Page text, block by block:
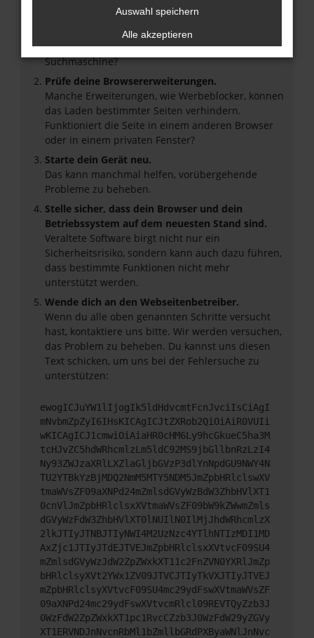
Überprüfe deine Firewall und deine
Internetverbindung.
Laden andere Webseiten, zum Beispiel deine
Suchmaschine?
Prüfe deine Browsererweiterungen.
Manche Erweiterungen, wie Werbeblocker, können
das Laden bestimmter Seiten verhindern.
Funktioniert die Seite in einem anderen Browser
oder in einem privaten Fenster?
Starte dein Gerät neu.
Das kann manchmal helfen, vorübergehende
Probleme zu beheben.
Stelle sicher, dass dein Browser und dein
Betriebssystem auf dem neuesten Stand sind.
Veraltete Software birgt nicht nur ein
Sicherheitsrisiko, sondern kann auch dazu führen,
dass bestimmte Funktionen nicht mehr
unterstützt werden.
Wende dich an den Webseitenbetreiber.
Wenn du alle oben genannten Schritte versucht
hast, kontaktiere uns bitte. Wir werden versuchen,
das Problem zu beheben. Du kannst uns diesen
Text schicken, um uns bei der Fehlersuche zu
unterstützen:
ewogICJuYW1lIjogIk5ldHdvcmtFcnJvciIsCiAgI
mNvbmZpZyI6IHsKICAgICJtZXRob2QiOiAiR0VUIi
wKICAgICJ1cmwiOiAiaHR0cHM6Ly9hcGkueC5ha3M
tcHJvZC5hdWRhcmlzLm5ldC92MS9jbGllbnRzLzI4
Ny93ZWJzaXRlLXZlaGljbGVzP3dlYnNpdGU9NWY4N
TU2YTBkYzBjMDQ2NmM5MTY5NDM5JmZpbHRlclswXV
tmaWVsZF09aXNPd24mZmlsdGVyWzBdW3ZhbHVlXT1
0cnVlJmZpbHRlclsxXVtmaWVsZF09bW9kZWwmZmls
dGVyWzFdW3ZhbHVlXT0lNUIlN0IlMjJhdWRhcmlzX
2lkJTIyJTNBJTIyNWI4M2UzNzc4YTlhNTIzMDI1MD
AxZjc1JTIyJTdEJTVEJmZpbHRlclsxXVtvcF09SU4
mZmlsdGVyWzJdW2ZpZWxkXT11c2FnZVN0YXRlJmZp
bHRlclsyXVt2YWx1ZV09JTVCJTIyTkVXJTIyJTVEJ
mZpbHRlclsyXVtvcF09SU4mc29ydFswXVtmaWVsZF
09aXNPd24mc29ydFswXVtvcmRlcl09REVTQyZzb3J
0WzFdW2ZpZWxkXT1pc1RvcCZzb3J0WzFdW29yZGVy
XT1ERVNDJnNvcnRbMl1bZmllbGRdPXByaWNlJnNvc
Auswahl speichern
Alle akzeptieren